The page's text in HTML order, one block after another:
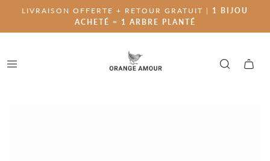
LIVRAISON OFFERTE + RETOUR GRATUIT | 1 BIJOU
ACHETÉ = 1 ARBRE PLANTÉ